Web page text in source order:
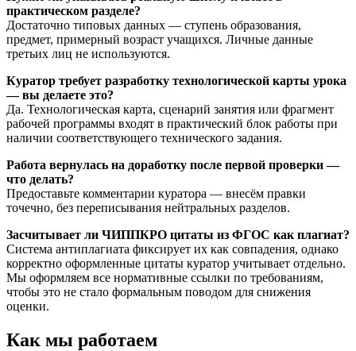
практическом разделе?
Достаточно типовых данных — ступень образования,
предмет, примерный возраст учащихся. Личные данные
третьих лиц не используются.
Куратор требует разработку технологической карты урока
— вы делаете это?
Да. Технологическая карта, сценарий занятия или фрагмент
рабочей программы входят в практический блок работы при
наличии соответствующего технического задания.
Работа вернулась на доработку после первой проверки —
что делать?
Предоставьте комментарии куратора — внесём правки
точечно, без переписывания нейтральных разделов.
Засчитывает ли ЧИППКРО цитаты из ФГОС как плагиат?
Система антиплагиата фиксирует их как совпадения, однако
корректно оформленные цитаты куратор учитывает отдельно.
Мы оформляем все нормативные ссылки по требованиям,
чтобы это не стало формальным поводом для снижения
оценки.
Как мы работаем